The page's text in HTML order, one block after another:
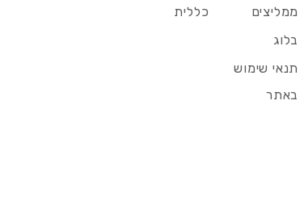
ממליצים
בלוג
תנאי שימוש
באתר
כללית